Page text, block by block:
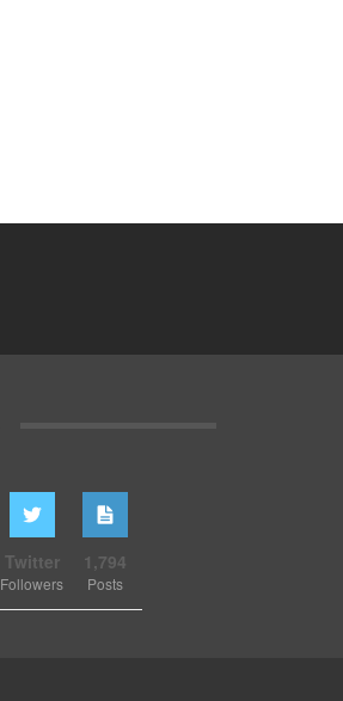
Twitter
Followers
1,794
Posts